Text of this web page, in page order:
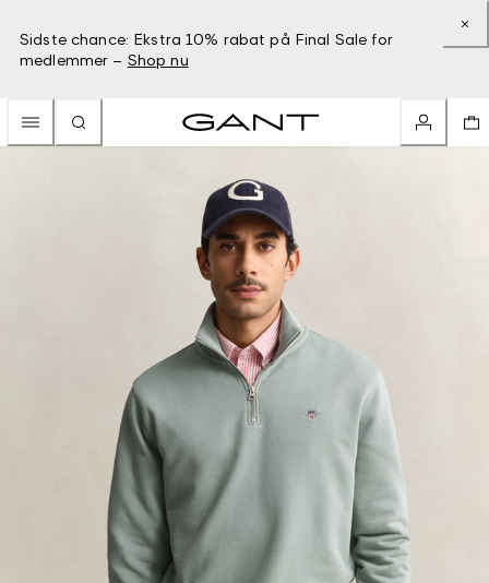
Sidste chance: Ekstra 10% rabat på Final Sale for
medlemmer – Shop nu